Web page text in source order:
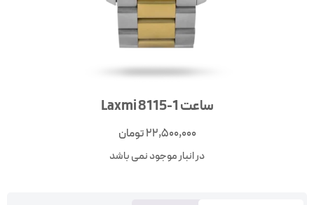
ساعت Laxmi 8115-1
22,500,000تومان
در انبار موجود نمی باشد